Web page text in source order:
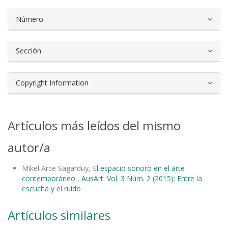
Número
Sección
Copyright Information
Artículos más leídos del mismo
autor/a
Mikel Arce Sagarduy, El espacio sonoro en el arte
contemporáneo , AusArt: Vol. 3 Núm. 2 (2015): Entre la
escucha y el ruido
Artículos similares